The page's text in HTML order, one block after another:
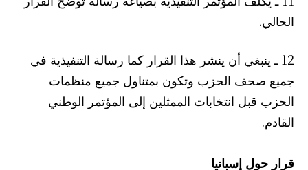
الحالي.
12 ـ ينبغي أن ينشر هذا القرار كما رسالة التنفيذية في
جميع صحف الحزب وتكون بمتناول جميع منظمات
الحزب قبل انتخابات الممثلين إلى المؤتمر الوطني
القادم.
قرار حول إسبانيا